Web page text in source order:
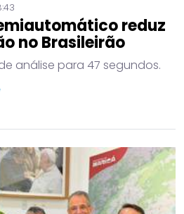
reduz
no Brasileirão
análise para 47 segundos.